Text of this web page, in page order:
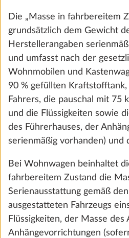
Panorama-Dachfenster
ausstellbar, doppelt
Die „Masse in fahrbereitem
grundsätzlich dem Gewicht
Herstellerangaben
und umfasst nach der
Wohnmobilen und
90 % gefüllten Kraftstofftank,
Fahrers, die pauschal mit 75
und die Flüssigkeiten sowie
des Führerhauses, der
serienmäßig vorhanden) und
Bei Wohnwagen beinhaltet
fahrbereitem Zustand die
Serienausstattung gemäß
ausgestatteten Fahrzeugs
Flüssigkeiten, der Masse des
Anhängevorrichtungen